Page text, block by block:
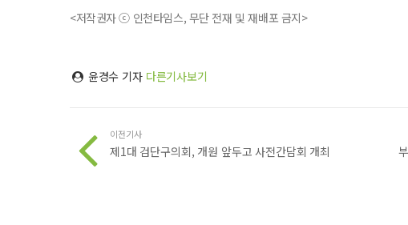
<저작권자 ⓒ 인천타임스, 무단 전재 및 재배포 금지>
윤경수 기자 다른기사보기
이전기사
제1대 검단구의회, 개원 앞두고 사전간담회 개최